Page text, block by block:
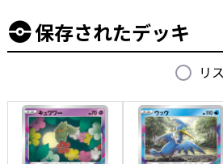
保存されたデッキ
リ